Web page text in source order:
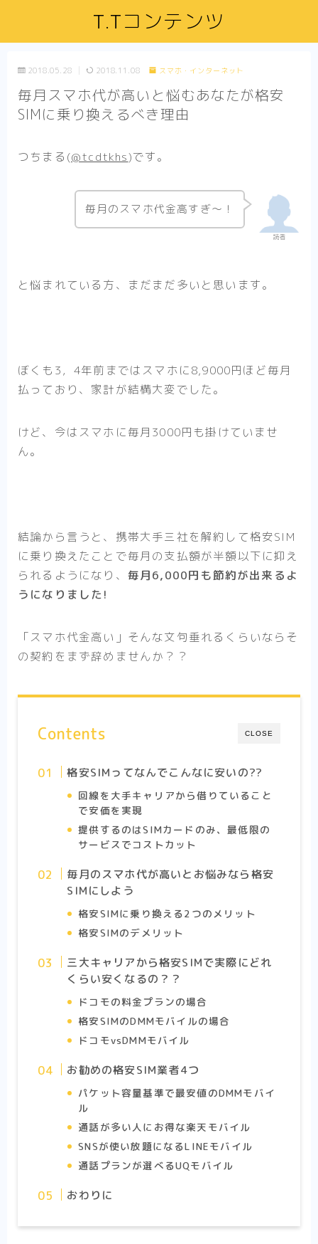
T.Tコンテンツ
2018.05.28 2018.11.08 スマホ・インターネット
毎月スマホ代が高いと悩むあなたが格安
SIMに乗り換えるべき理由
つちまる(@tcdtkhs)です。
読者
毎月のスマホ代金高すぎ～！
と悩まれている方、まだまだ多いと思います。
ぼくも3，4年前まではスマホに8,9000円ほど毎月
払っており、家計が結構大変でした。
けど、今はスマホに毎月3000円も掛けていませ
ん。
結論から言うと、携帯大手三社を解約して格安SIM
に乗り換えたことで毎月の支払額が半額以下に抑え
られるようになり、 毎月6,000円も節約が出来るよ
うになりました!
「スマホ代金高い」そんな文句垂れるくらいならそ
の契約をまず辞めませんか？？
CLOSE
Contents
格安SIMってなんでこんなに安いの??
回線を大手キャリアから借りていること
で安価を実現
提供するのはSIMカードのみ、最低限の
サービスでコストカット
毎月のスマホ代が高いとお悩みなら格安
SIMにしよう
格安SIMに乗り換える2つのメリット
格安SIMのデメリット
三大キャリアから格安SIMで実際にどれ
くらい安くなるの？？
ドコモの料金プランの場合
格安SIMのDMMモバイルの場合
ドコモvsDMMモバイル
お勧めの格安SIM業者4つ
パケット容量基準で最安値のDMMモバイ
ル
通話が多い人にお得な楽天モバイル
SNSが使い放題になるLINEモバイル
通話プランが選べるUQモバイル
おわりに